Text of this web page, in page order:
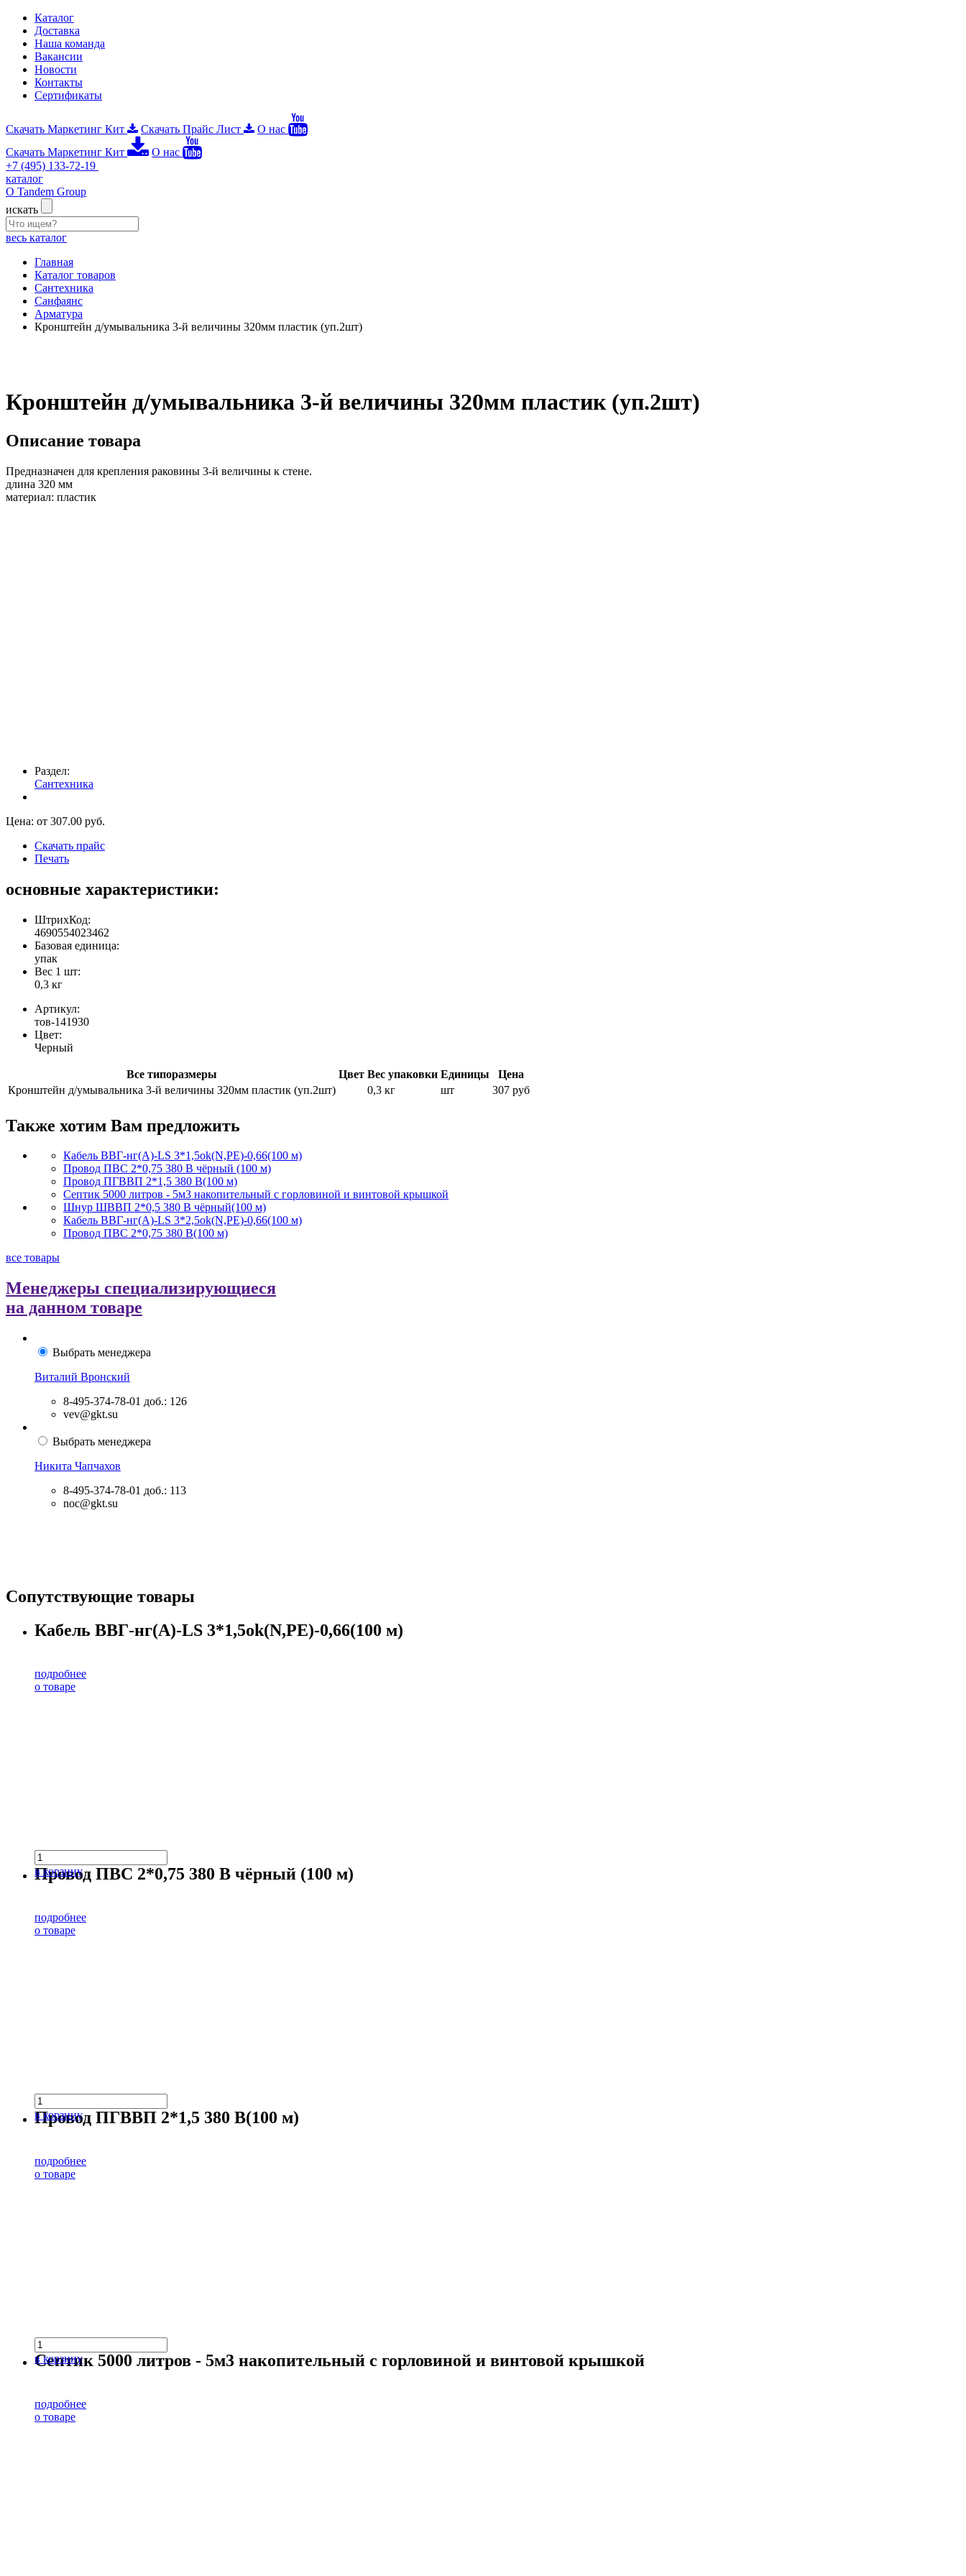
Каталог
Доставка
Наша команда
Вакансии
Новости
Контакты
Сертификаты
Скачать Маркетинг Кит Скачать Прайс Лист
О нас
Скачать Маркетинг Кит
О нас
+7 (495) 133-72-19
каталог
О Tandem Group
искать
весь каталог
Главная
Каталог товаров
Сантехника
Санфаянс
Арматура
Кронштейн д/умывальника 3-й величины 320мм пластик (уп.2шт)
Кронштейн д/умывальника 3-й величины 320мм пластик (уп.2шт)
Описание товара
Предназначен для крепления раковины 3-й величины к стене.
длина 320 мм
материал: пластик
Раздел:
Сантехника
Цена: от 307.00 руб.
Скачать прайс
Печать
основные характеристики:
ШтрихКод:
4690554023462
Базовая единица:
упак
Вес 1 шт:
0,3 кг
Артикул:
тов-141930
Цвет:
Черный
Все типоразмеры Цвет Вес упаковки Единицы
Цена
Кронштейн д/умывальника 3-й величины 320мм пластик (уп.2шт)
0,3 кг шт 307 руб
Также хотим Вам предложить
Кабель ВВГ-нг(А)-LS 3*1,5ok(N,PE)-0,66(100 м)
Провод ПВС 2*0,75 380 В чёрный (100 м)
Провод ПГВВП 2*1,5 380 В(100 м)
Септик 5000 литров - 5м3 накопительный с горловиной и винтовой крышкой
Шнур ШВВП 2*0,5 380 В чёрный(100 м)
Кабель ВВГ-нг(А)-LS 3*2,5ok(N,PE)-0,66(100 м)
Провод ПВС 2*0,75 380 В(100 м)
все товары
Менеджеры специализирующиеся
на данном товаре
Выбрать менеджера
Виталий Вронский
8-495-374-78-01 доб.: 126
vev@gkt.su
Выбрать менеджера
Никита Чапчахов
8-495-374-78-01 доб.: 113
noc@gkt.su
Сопутствующие товары
Кабель ВВГ-нг(А)-LS 3*1,5ok(N,PE)-0,66(100 м)
подробнее
о товаре
в корзину
Провод ПВС 2*0,75 380 В чёрный (100 м)
подробнее
о товаре
в корзину
Провод ПГВВП 2*1,5 380 В(100 м)
подробнее
о товаре
в корзину
Септик 5000 литров - 5м3 накопительный с горловиной и винтовой крышкой
подробнее
о товаре